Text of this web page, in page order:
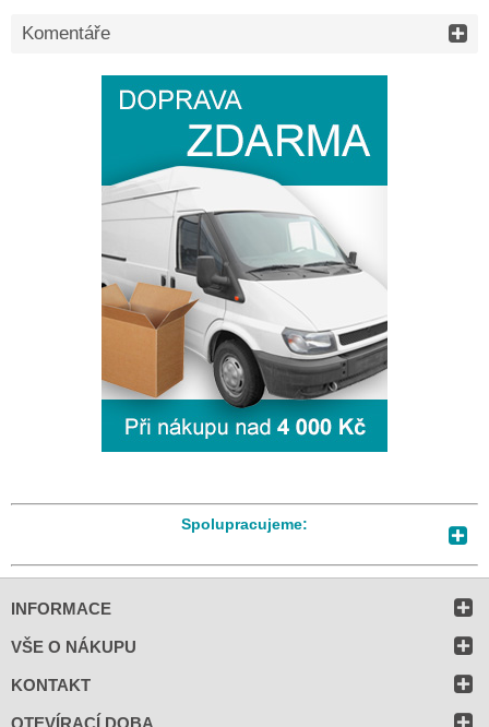
Komentáře
Spolupracujeme:
INFORMACE
VŠE O NÁKUPU
KONTAKT
OTEVÍRACÍ DOBA